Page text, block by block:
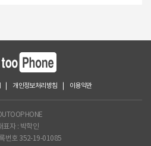
개인정보처리방침 이용약관
표자 : 박학인
번호 352-19-01085